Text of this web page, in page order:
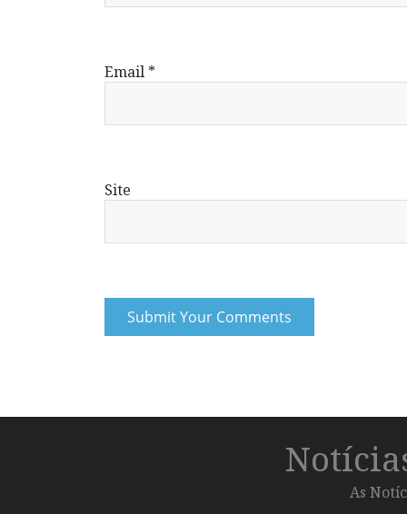
Email *
Site
As